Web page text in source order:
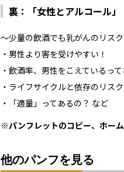
裏：「女性とアルコール」
～少量の飲酒でも乳がんのリス
・男性より害を受けやすい！
・飲酒率、男性をこえているっ
・ライフサイクルと依存のリスク
・「適量」ってあるの？ など
※パンフレットのコピー、ホー
他のパンフを見る